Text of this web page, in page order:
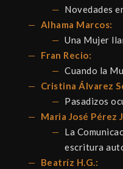
Novedades
Alhama Marcos:
Una Mujer
Fran Recio:
Cuando la
Cristina Álvarez
Pasadizos
Maria José Pérez
La
escritura
Beatríz H.G.: